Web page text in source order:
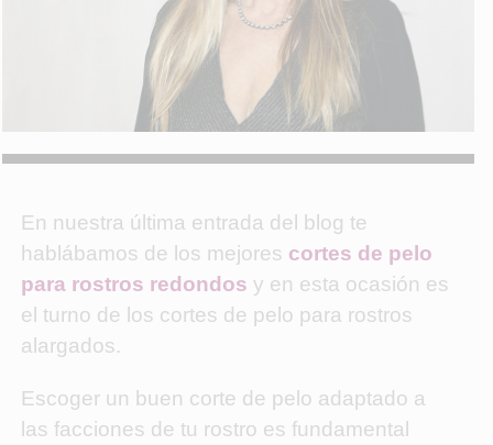
En nuestra última entrada del blog te
hablábamos de los mejores cortes de pelo
para rostros redondos y en esta ocasión es
el turno de los cortes de pelo para rostros
alargados.
Escoger un buen corte de pelo adaptado a
las facciones de tu rostro es fundamental